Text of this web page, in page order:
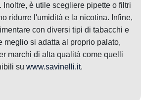
Inoltre, è utile scegliere pipette o filtri
ridurre l'umidità e la nicotina. Infine,
con diversi tipi di tabacchi e
meglio si adatta al proprio palato,
marchi di alta qualità come quelli
su www.savinelli.it.